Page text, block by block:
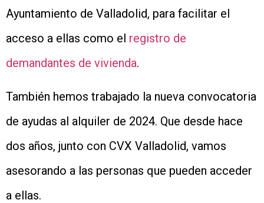
Ayuntamiento de Valladolid, para facilitar el
acceso a ellas como el registro de
demandantes de vivienda.
También hemos trabajado la nueva convocatoria
de ayudas al alquiler de 2024. Que desde hace
dos años, junto con CVX Valladolid, vamos
asesorando a las personas que pueden acceder
a ellas.